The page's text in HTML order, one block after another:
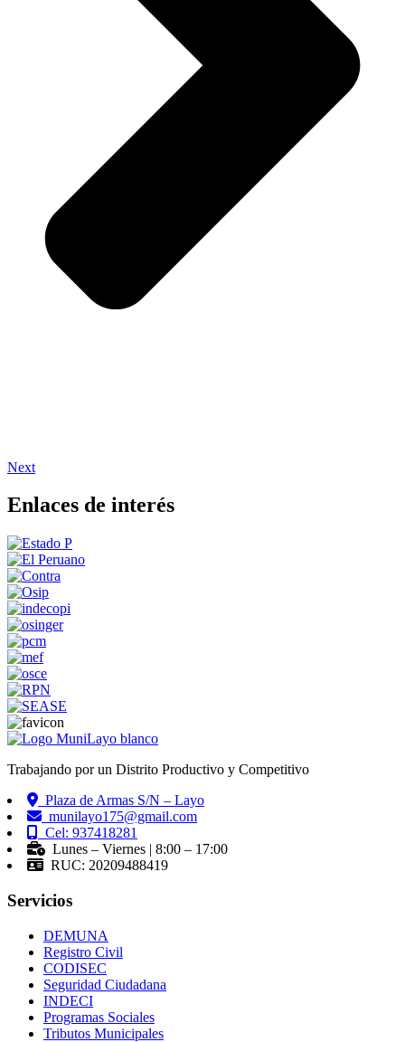
Next
Enlaces de interés
Trabajando por un Distrito Productivo y Competitivo
Plaza de Armas S/N – Layo
munilayo175@gmail.com
Cel: 937418281
Lunes – Viernes | 8:00 – 17:00
RUC: 20209488419
Servicios
DEMUNA
Registro Civil
CODISEC
Seguridad Ciudadana
INDECI
Programas Sociales
Tributos Municipales